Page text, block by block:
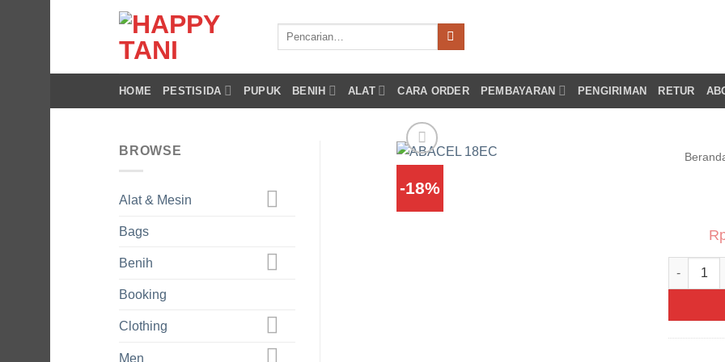
Pencarian
HOME PESTISIDA PUPUK BENIH ALAT CARA ORDER PEMBAYARAN PENGIRIMAN RETUR
BROWSE
Alat & Mesin
Bags
Benih
Booking
Clothing
Men
-18%
Kuantitas